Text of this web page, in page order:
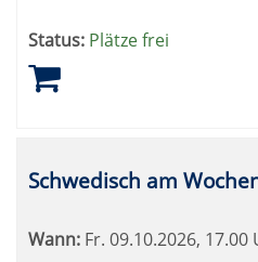
Status: Plätze frei
Schwedisch am
Wann: Fr. 09.10.2026, 17.00